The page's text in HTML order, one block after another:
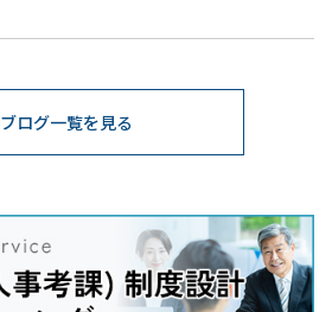
ブログ一覧を見る